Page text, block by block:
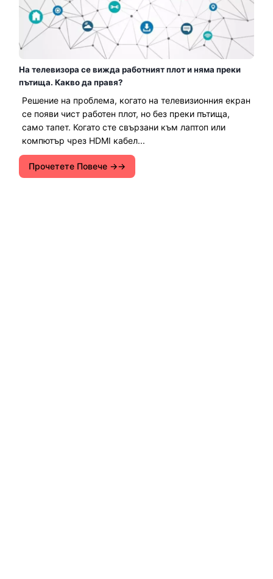
На телевизора се вижда работният плот и няма преки
пътища. Какво да правя?
Решение на проблема, когато на телевизионния екран
се появи чист работен плот, но без преки пътища,
само тапет. Когато сте свързани към лаптоп или
компютър чрез HDMI кабел...
Прочетете Повече →